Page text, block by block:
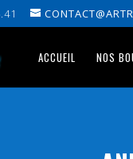
ACCUEIL NOS